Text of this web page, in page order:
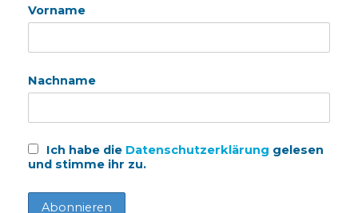
Vorname
Nachname
Ich habe die Datenschutzerklärung gelesen
und stimme ihr zu.